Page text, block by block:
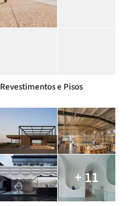
Revestimentos e Pisos
+ 11